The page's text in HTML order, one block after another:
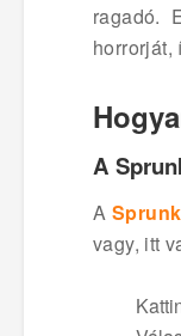
ragadó.
horrorját,
A
A
vagy, itt